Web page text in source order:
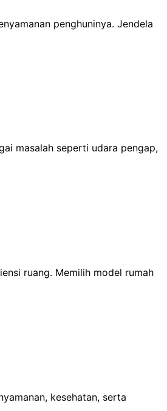
penghuninya. Jendela
masalah seperti udara pengap,
ruang. Memilih model rumah
kesehatan, serta